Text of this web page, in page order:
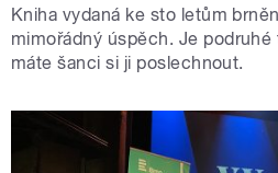
Kniha vydaná ke sto letům
mimořádný úspěch. Je podruhé
máte šanci si ji poslechnout.